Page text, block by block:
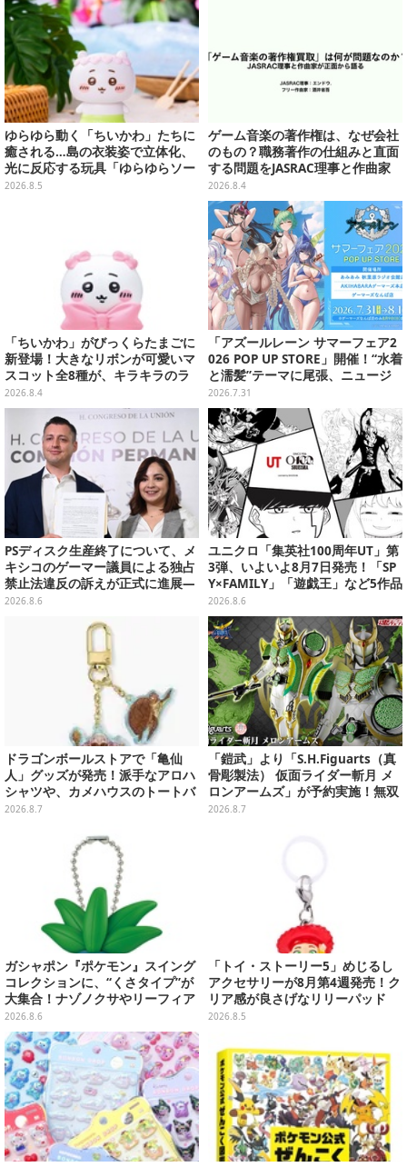
ゆらゆら動く「ちいかわ」たちに
癒される…島の衣装姿で立体化、
光に反応する玩具「ゆらゆらソー
ラー」全8種が全国アミューズメ
2026.8.5
ゲーム音楽の著作権は、なぜ会社
のもの？職務著作の仕組みと直面
する問題をJASRAC理事と作曲家
が徹底解説【CEDEC 2026】
2026.8.4
「ちいかわ」がびっくらたまごに
新登場！大きなリボンが可愛いマ
スコット全8種が、キラキラのラ
メ入り入浴剤から飛び出す
2026.8.4
「アズールレーン サマーフェア2
026 POP UP STORE」開催！“水着
と濡髪”テーマに尾張、ニュージ
ャージーなど新規描き下ろしイラ
ストグッズ販売
2026.7.31
PSディスク生産終了について、メ
キシコのゲーマー議員による独占
禁止法違反の訴えが正式に進展―
「テクノロジーは自由を拡大する
2026.8.6
ユニクロ「集英社100周年UT」第
3弾、いよいよ8月7日発売！「SP
Y×FAMILY」「遊戯王」など5作品
をデザイン
2026.8.6
ドラゴンボールストアで「亀仙
人」グッズが発売！派手なアロハ
シャツや、カメハウスのトートバ
ッグなど夏らしいアイテムがズラ
2026.8.7
「鎧武」より「S.H.Figuarts（真
骨彫製法） 仮面ライダー斬月 メ
ロンアームズ」が予約実施！無双
セイバー、メロンディフェンダー
2026.8.7
ガシャポン『ポケモン』スイング
コレクションに、“くさタイプ”が
大集合！ナゾノクサやリーフィア
など全5種が仲間入り
2026.8.6
「トイ・ストーリー5」めじるし
アクセサリーが8月第4週発売！ク
リア感が良さげなリリーパッド
や、ジェシーなど全5種ラインナ
2026.8.5